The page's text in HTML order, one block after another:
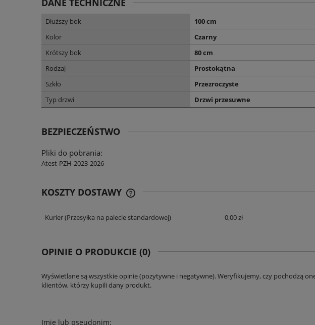
Dłuższy bok
100 cm
Kolor
Czarny
Krótszy bok
80 cm
Rodzaj
Prostokątna
Szkło
Przezroczyste
Typ drzwi
Drzwi przesuwne
BEZPIECZEŃSTWO
Pliki do pobrania:
Atest-PZH-2023-2026
KOSZTY DOSTAWY
CENA NIE ZAWIERA EWENTUALNYCH
Kurier(Przesyłka na palecie standardowej) 0,00 zł
OPINIE O PRODUKCIE (0)
Wyświetlane są wszystkie opinie (pozytywne i negatywne). Weryfikujemy, czy pochodzą
klientów, którzy kupili dany produkt.
Imię lub pseudonim: